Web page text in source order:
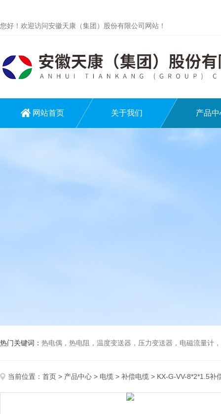
您好！欢迎访问安徽天康（集团）股份有限公司网站！
网站首页 关于我们 产品中
热门关键词： 热电偶，热电阻，温度变送器，压力变送器，电磁流量计，
当前位置： 首页 > 产品中心 > 电缆 > 补偿电缆 > KX-G-VV-8*2*1.5补